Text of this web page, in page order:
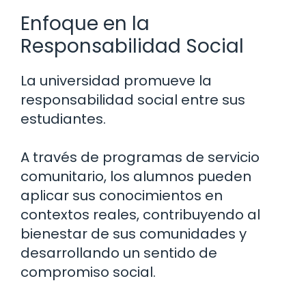
Enfoque en la
Responsabilidad Social
La universidad promueve la
responsabilidad social entre sus
estudiantes.
A través de programas de servicio
comunitario, los alumnos pueden
aplicar sus conocimientos en
contextos reales, contribuyendo al
bienestar de sus comunidades y
desarrollando un sentido de
compromiso social.